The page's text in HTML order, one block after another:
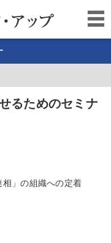
るためのセミナ
」の組織への定着